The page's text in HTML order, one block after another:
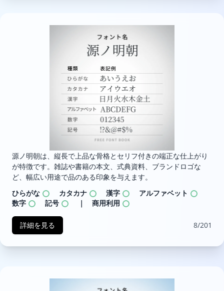
源ノ明朝は、縦長で上品な骨格とセリフ付きの端正な仕上がり
が特徴です。雑誌や書籍の本文、式典資料、ブランドロゴな
ど、幅広い用途で品のある印象を与えます。
ひらがな
カタカナ 漢字
アルファベット
数字
記号 ｜ 商用利用
詳細を見る 8/201